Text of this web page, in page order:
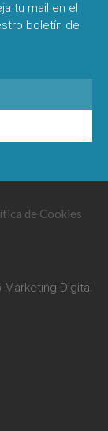
tu mail en el
boletín de
de Cookies
Marketing Digital